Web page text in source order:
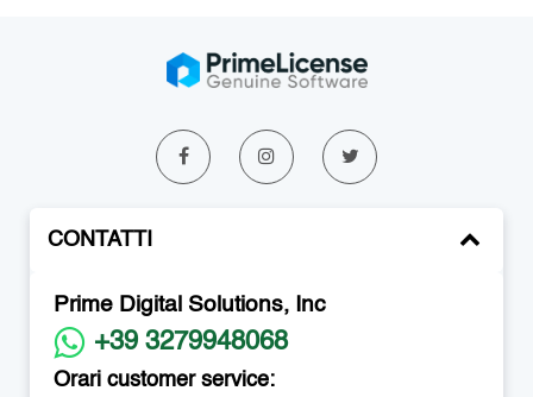
CONTATTI
Prime Digital Solutions, Inc
+39 3279948068
Orari customer service: